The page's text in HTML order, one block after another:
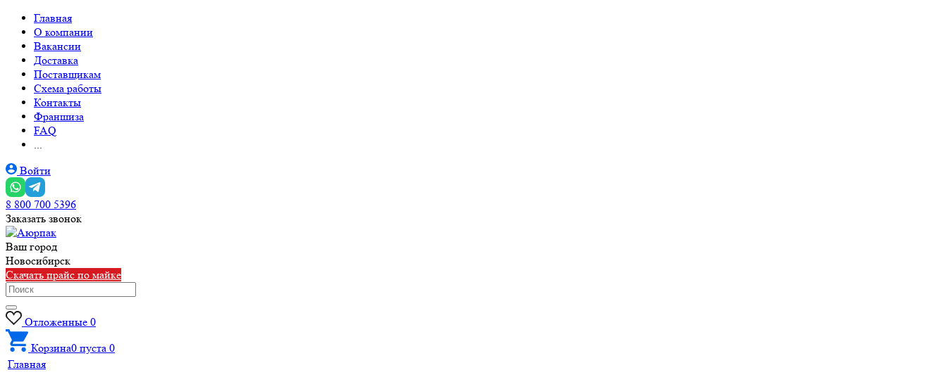
Главная
О компании
Вакансии
Доставка
Поставщикам
Схема работы
Контакты
Франшиза
FAQ
...
Войти
8 800 700 5396
Заказать звонок
Ваш город
Новосибирск
Скачать прайс по майке
Отложенные 0
Корзина0 пуста 0
Главная